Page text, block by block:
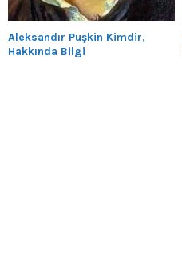
Aleksandır Puşkin Kimdir,
Hakkında Bilgi